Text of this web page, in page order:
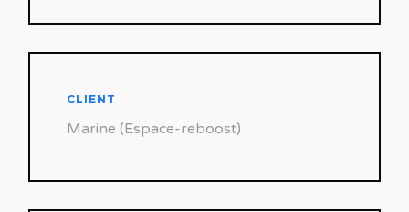
CLIENT
Marine (Espace-reboost)